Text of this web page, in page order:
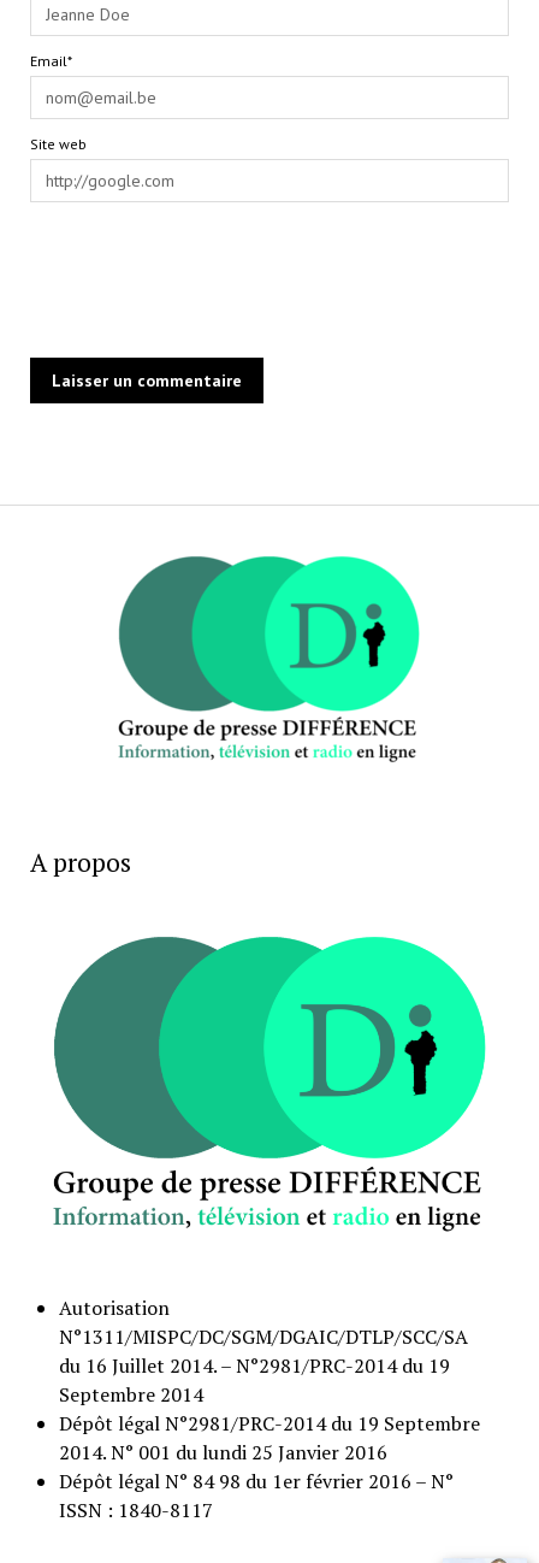
Email*
Site web
A propos
Autorisation
N°1311/MISPC/DC/SGM/DGAIC/DTLP/SCC/SA
du 16 Juillet 2014. – N°2981/PRC-2014 du 19
Septembre 2014
Dépôt légal N°2981/PRC-2014 du 19 Septembre
2014. N° 001 du lundi 25 Janvier 2016
Dépôt légal N° 84 98 du 1er février 2016 – N°
ISSN : 1840-8117